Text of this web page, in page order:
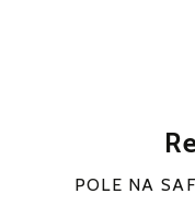
POLE NA